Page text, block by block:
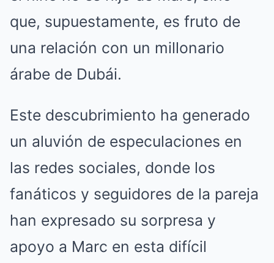
que, supuestamente, es fruto de
una relación con un millonario
árabe de Dubái.
Este descubrimiento ha generado
un aluvión de especulaciones en
las redes sociales, donde los
fanáticos y seguidores de la pareja
han expresado su sorpresa y
apoyo a Marc en esta difícil